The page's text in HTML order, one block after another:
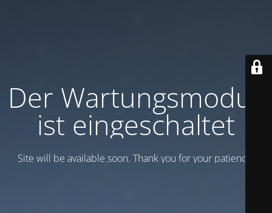
Der Wartungsmodus
ist eingeschaltet
Site will be available soon. Thank you for your patience!